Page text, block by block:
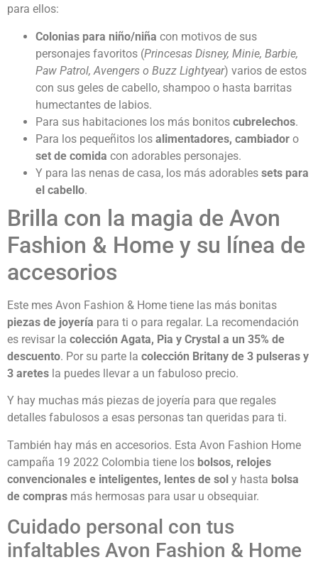
para ellos:
Colonias para niño/niña con motivos de sus
personajes favoritos (Princesas Disney, Minie, Barbie,
Paw Patrol, Avengers o Buzz Lightyear) varios de estos
con sus geles de cabello, shampoo o hasta barritas
humectantes de labios.
Para sus habitaciones los más bonitos cubrelechos.
Para los pequeñitos los alimentadores, cambiador o
set de comida con adorables personajes.
Y para las nenas de casa, los más adorables sets para
el cabello.
Brilla con la magia de Avon
Fashion & Home y su línea de
accesorios
Este mes Avon Fashion & Home tiene las más bonitas
piezas de joyería para ti o para regalar. La recomendación
es revisar la colección Agata, Pia y Crystal a un 35% de
descuento. Por su parte la colección Britany de 3 pulseras y
3 aretes la puedes llevar a un fabuloso precio.
Y hay muchas más piezas de joyería para que regales
detalles fabulosos a esas personas tan queridas para ti.
También hay más en accesorios. Esta Avon Fashion Home
campaña 19 2022 Colombia tiene los bolsos, relojes
convencionales e inteligentes, lentes de sol y hasta bolsa
de compras más hermosas para usar u obsequiar.
Cuidado personal con tus
infaltables Avon Fashion & Home